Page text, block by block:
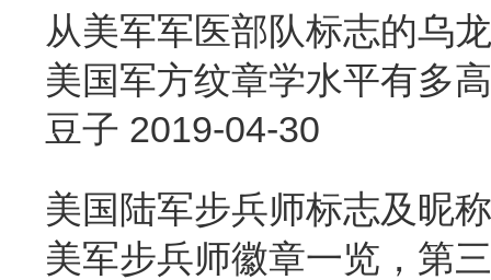
从美军军医部队标志的乌
美国军方纹章学水平有多
豆子 2019-04-30
美国陆军步兵师标志及昵
美军步兵师徽章一览，第